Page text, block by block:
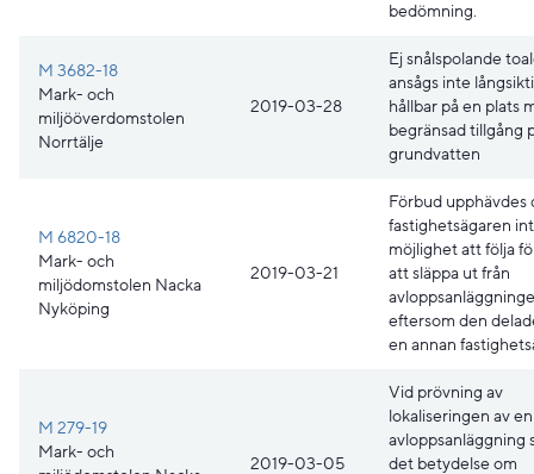
bedömning.
M 3682-18
Mark- och
miljööverdomstolen
Norrtälje
2019-03-28
Ej snålspolande
ansågs inte
hållbar på en plats
begränsad tillgång
grundvatten
M 6820-18
Mark- och
miljödomstolen Nacka
Nyköping
2019-03-21
Förbud upphävdes
fastighetsägaren
möjlighet att följa
att släppa ut från
eftersom den
en annan
M 279-19
Mark- och
2019-03-05
Vid prövning av
lokaliseringen av en
avloppsanläggning
det betydelse om